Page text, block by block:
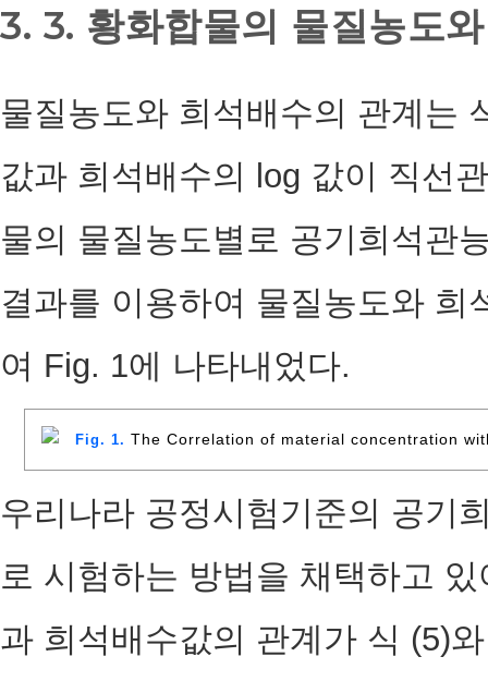
3. 3. 황화합물의 물질농도
물질농도와 희석배수의 관계는
값과 희석배수의 log 값이 직선
물의 물질농도별로 공기희석관
결과를 이용하여 물질농도와
여 Fig. 1에 나타내었다.
Fig. 1. The Correlation of material concentration
우리나라 공정시험기준의 공기
로 시험하는 방법을 채택하고
과 희석배수값의 관계가 식 (5)